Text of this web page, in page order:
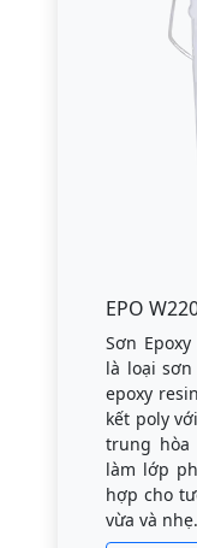
EPO
Sơn Epoxy
là loại
epoxy
kết poly
trung hòa
làm lớp
hợp cho
vừa và nhẹ.